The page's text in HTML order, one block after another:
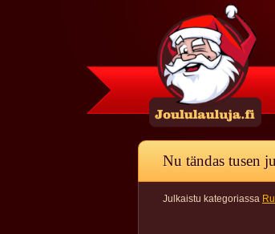
Nu tändas tusen
Julkaistu kategoriassa